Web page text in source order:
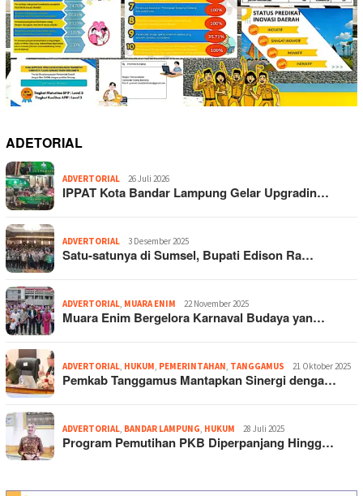
ADETORIAL
ADVERTORIAL 26 Juli 2026
IPPAT Kota Bandar Lampung Gelar Upgradin…
ADVERTORIAL 3 Desember 2025
Satu-satunya di Sumsel, Bupati Edison Ra…
ADVERTORIAL MUARA ENIM 22 November 2025
Muara Enim Bergelora Karnaval Budaya yan…
ADVERTORIAL HUKUM PEMERINTAHAN TANGGAMUS 21 Oktober 2025
Pemkab Tanggamus Mantapkan Sinergi denga…
ADVERTORIAL BANDAR LAMPUNG HUKUM 28 Juli 2025
Program Pemutihan PKB Diperpanjang Hingg…